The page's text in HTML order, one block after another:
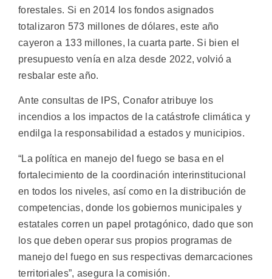
forestales. Si en 2014 los fondos asignados
totalizaron 573 millones de dólares, este año
cayeron a 133 millones, la cuarta parte. Si bien el
presupuesto venía en alza desde 2022, volvió a
resbalar este año.
Ante consultas de IPS, Conafor atribuye los
incendios a los impactos de la catástrofe climática y
endilga la responsabilidad a estados y municipios.
“La política en manejo del fuego se basa en el
fortalecimiento de la coordinación interinstitucional
en todos los niveles, así como en la distribución de
competencias, donde los gobiernos municipales y
estatales corren un papel protagónico, dado que son
los que deben operar sus propios programas de
manejo del fuego en sus respectivas demarcaciones
territoriales”, asegura la comisión.